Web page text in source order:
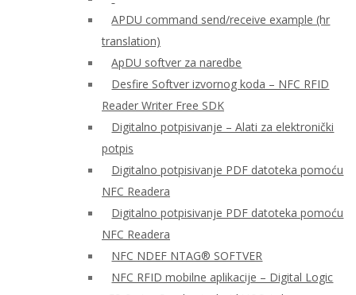
APDU command send/receive example (hr
translation)
ApDU softver za naredbe
Desfire Softver izvornog koda – NFC RFID
Reader Writer Free SDK
Digitalno potpisivanje – Alati za elektronički
potpis
Digitalno potpisivanje PDF datoteka pomoću
NFC Readera
Digitalno potpisivanje PDF datoteka pomoću
NFC Readera
NFC NDEF NTAG® SOFTVER
NFC RFID mobilne aplikacije – Digital Logic